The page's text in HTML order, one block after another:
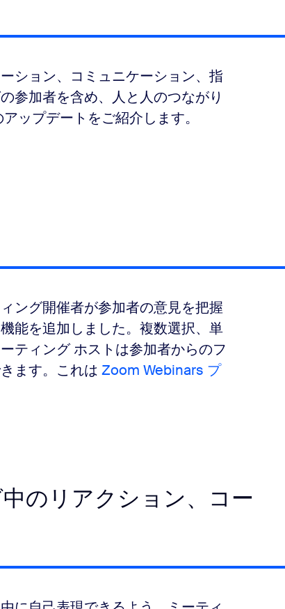
ション、コミュニケーション、指
参加者を含め、人と人のつながり
ップデートをご紹介します。
ング開催者が参加者の意見を把握
機能を追加しました。複数選択、単
ティング ホストは参加者からのフ
ます。これは Zoom Webinars プ
のリアクション、コー